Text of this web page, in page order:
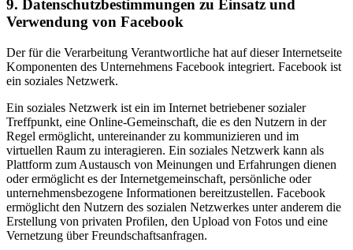
9. Datenschutzbestimmungen zu Einsatz und
Verwendung von Facebook
Der für die Verarbeitung Verantwortliche hat auf dieser Internetseite
Komponenten des Unternehmens Facebook integriert. Facebook ist
ein soziales Netzwerk.
Ein soziales Netzwerk ist ein im Internet betriebener sozialer
Treffpunkt, eine Online-Gemeinschaft, die es den Nutzern in der
Regel ermöglicht, untereinander zu kommunizieren und im
virtuellen Raum zu interagieren. Ein soziales Netzwerk kann als
Plattform zum Austausch von Meinungen und Erfahrungen dienen
oder ermöglicht es der Internetgemeinschaft, persönliche oder
unternehmensbezogene Informationen bereitzustellen. Facebook
ermöglicht den Nutzern des sozialen Netzwerkes unter anderem die
Erstellung von privaten Profilen, den Upload von Fotos und eine
Vernetzung über Freundschaftsanfragen.